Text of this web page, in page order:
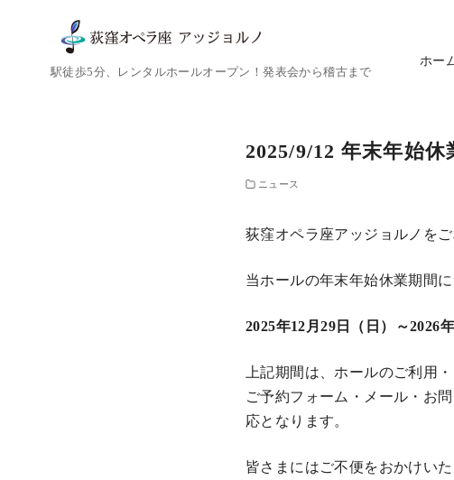
駅徒歩5分、レンタルホールオープン！発表会から稽古まで
ホー
2025/9/12 年末年始
ニュース
荻窪オペラ座アッジョルノを
当ホールの年末年始休業期間
2025年12月29日（日）～2026
上記期間は、ホールのご利用
ご予約フォーム・メール・お
応となります。
皆さまにはご不便をおかけい